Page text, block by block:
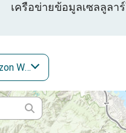
เครือข่ายข้อมูลเซลลูลา
Verizon Wireless